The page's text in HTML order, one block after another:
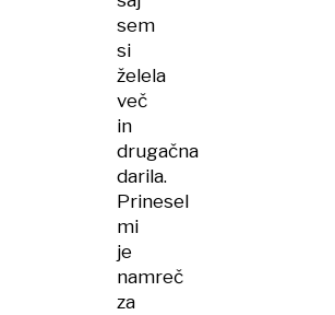
sem
si
želela
več
in
drugačna
darila.
Prinesel
mi
je
namreč
za